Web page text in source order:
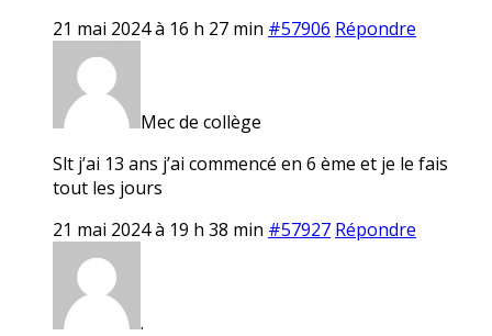
21 mai 2024 à 16 h 27 min #57906 Répondre
Mec de collège
Slt j’ai 13 ans j’ai commencé en 6 ème et je le fais
tout les jours
21 mai 2024 à 19 h 38 min #57927 Répondre
.